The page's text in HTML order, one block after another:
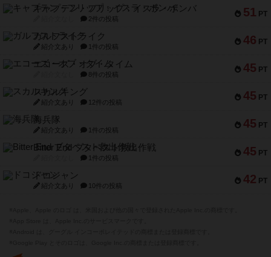
51 PT
キャプテン・フリップ：イスラ・ボンバ
2件の投稿
46 PT
ガルフストライク
紹介文あり 1件の投稿
45 PT
エコーズ・オブ・タイム
8件の投稿
45 PT
スカルキング
紹介文あり 12件の投稿
45 PT
海兵隊
紹介文あり 1件の投稿
45 PT
Bitter End ブタペスト救出作戦
1件の投稿
42 PT
ドコジャン
紹介文あり 10件の投稿